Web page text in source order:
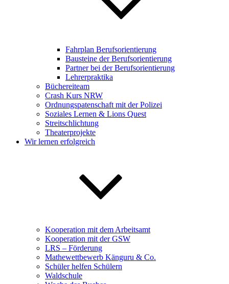
Fahrplan Berufsorientierung
Bausteine der Berufsorientierung
Partner bei der Berufsorientierung
Lehrerpraktika
Büchereiteam
Crash Kurs NRW
Ordnungspatenschaft mit der Polizei
Soziales Lernen & Lions Quest
Streitschlichtung
Theaterprojekte
Wir lernen erfolgreich
Kooperation mit dem Arbeitsamt
Kooperation mit der GSW
LRS – Förderung
Mathewettbewerb Känguru & Co.
Schüler helfen Schülern
Waldschule